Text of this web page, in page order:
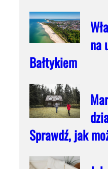
na
Bałtykiem
Sprawdź, jak